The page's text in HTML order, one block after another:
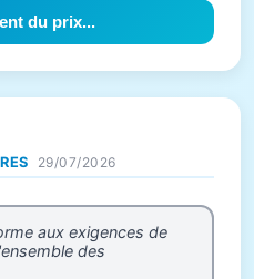
du prix...
29/07/2026
aux exigences de
des